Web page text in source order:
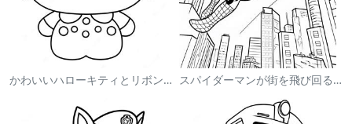
かわいいハローキティとリボンの塗り絵 スパイダーマンが街を飛び回る塗り絵